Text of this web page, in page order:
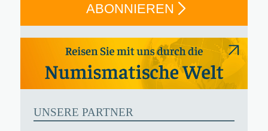
ABONNIEREN
UNSERE PARTNER